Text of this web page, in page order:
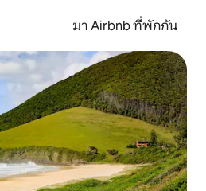
มา Airbnb ที่พักกัน